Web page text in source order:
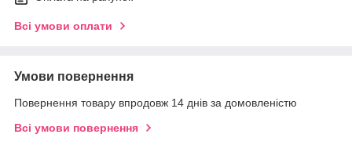
Всі умови оплати
Умови повернення
Повернення товару впродовж 14 днів за домовленістю
Всі умови повернення